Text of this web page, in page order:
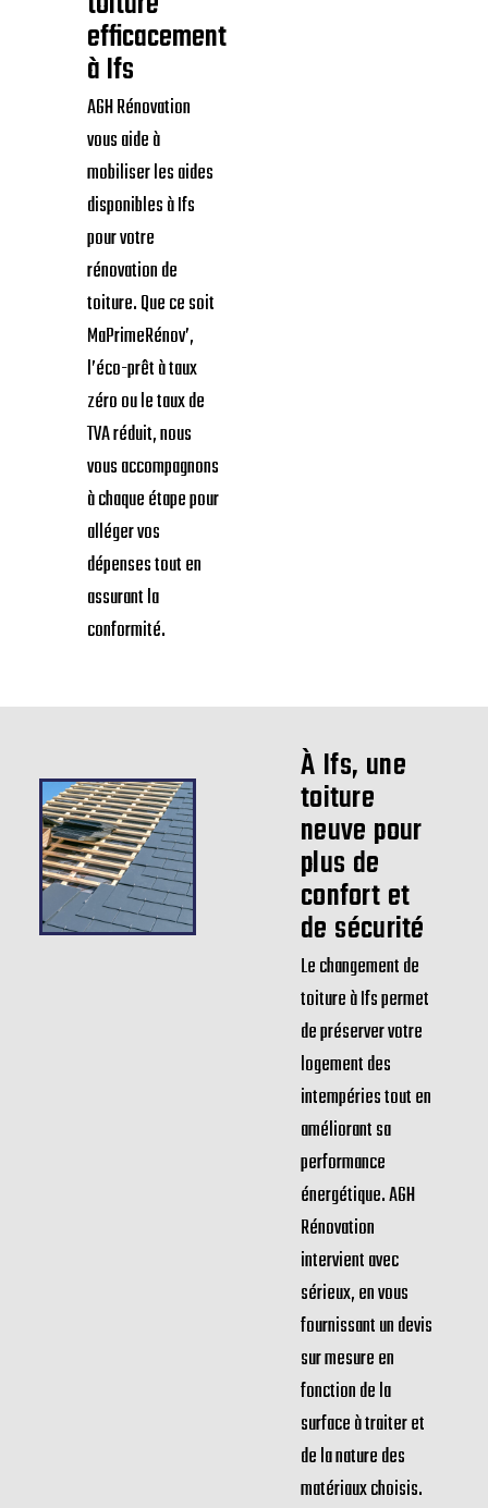
efficacement
à Ifs
AGH Rénovation
vous aide à
mobiliser les aides
disponibles à Ifs
pour votre
rénovation de
toiture. Que ce soit
MaPrimeRénov’,
l’éco-prêt à taux
zéro ou le taux de
TVA réduit, nous
vous accompagnons
à chaque étape pour
alléger vos
dépenses tout en
assurant la
conformité.
À Ifs, une
toiture
neuve pour
plus de
confort et
de sécurité
Le changement de
toiture à Ifs permet
de préserver votre
logement des
intempéries tout en
améliorant sa
performance
énergétique. AGH
Rénovation
intervient avec
sérieux, en vous
fournissant un devis
sur mesure en
fonction de la
surface à traiter et
de la nature des
matériaux choisis.